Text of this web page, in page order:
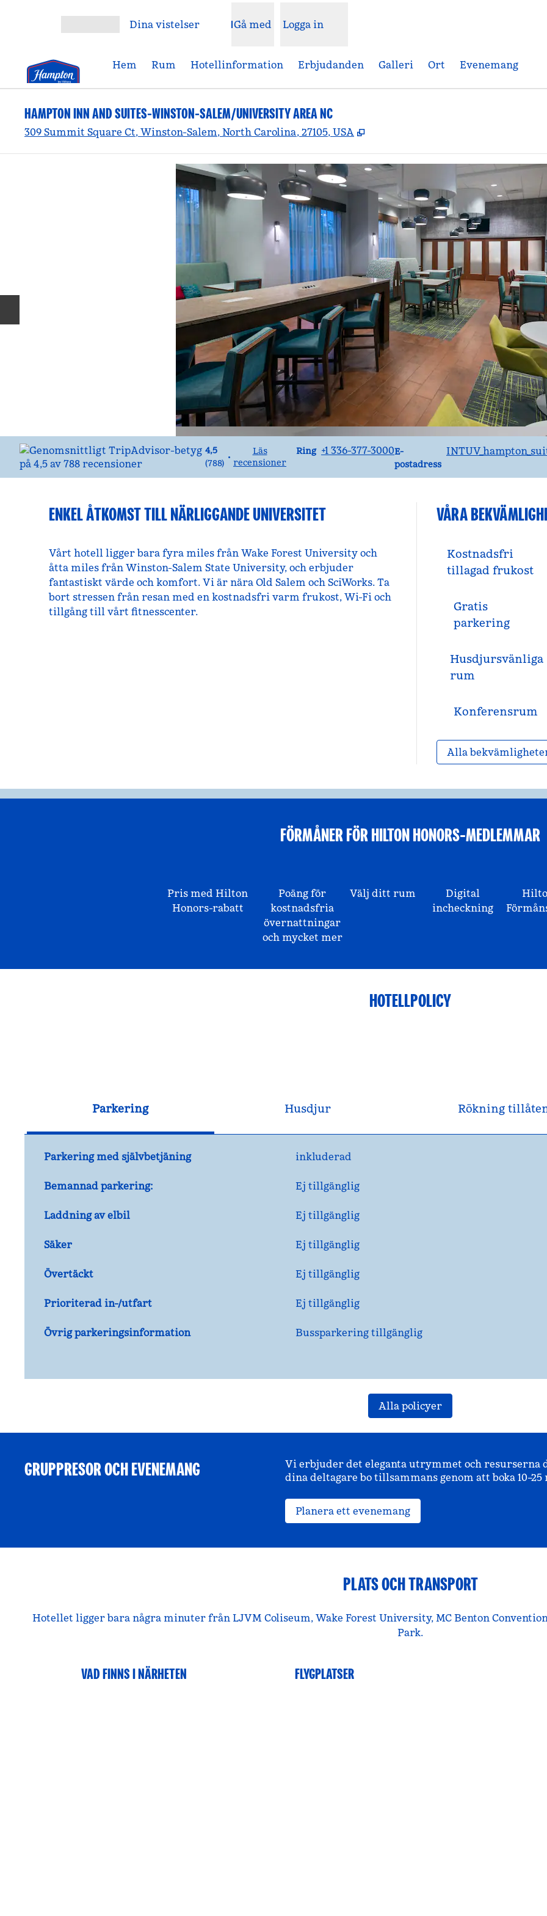
Dina vistelser Gå med Logga in
Hem Rum Hotellinformation Erbjudanden Galleri Ort Evenemang
HAMPTON INN AND SUITES-WINSTON-SALEM/UNIVERSITY AREA NC
309 Summit Square Ct, Winston-Salem, North Carolina, 27105, USA ,
4,5
(788)
•
Läs
recensioner
Ring
Ring +1 336-377-3000E-
postadress
Email
ENKEL ÅTKOMST TILL NÄRLIGGANDE UNIVERSITET
Vårt hotell ligger bara fyra miles från Wake Forest University och
åtta miles från Winston-Salem State University, och erbjuder
fantastiskt värde och komfort. Vi är nära Old Salem och SciWorks. Ta
bort stressen från resan med en kostnadsfri varm frukost, Wi-Fi och
tillgång till vårt fitnesscenter.
VÅRA
Kostnadsfri
tillagad frukost
Gratis
parkering
Husdjursvänliga
rum
Konferensrum
Alla
FÖRMÅNER FÖR HILTON HONORS-MEDLEMMAR
Pris med Hilton
Honors-rabatt
Poäng för
kostnadsfria
övernattningar
och mycket mer
Välj ditt rum
Digital
incheckning
HOTELLPOLICY
Parkering Husdjur Rökning
Parkering med självbetjäning inkluderad
Bemannad parkering: Ej tillgänglig
Laddning av elbil Ej tillgänglig
Säker Ej tillgänglig
Övertäckt Ej tillgänglig
Prioriterad in-/utfart Ej tillgänglig
Övrig parkeringsinformation Bussparkering tillgänglig
Alla policyer
GRUPPRESOR OCH EVENEMANG
Vi erbjuder det eleganta utrymmet och resurserna
dina deltagare bo tillsammans genom att boka
Planera ett evenemang
PLATS OCH TRANSPORT
Hotellet ligger bara några minuter från LJVM Coliseum, Wake Forest University, MC Benton
Park.
VAD FINNS I NÄRHETEN FLYGPLATSER